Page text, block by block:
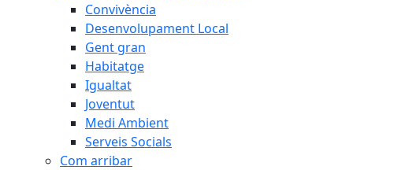
Convivència
Desenvolupament Local
Gent gran
Habitatge
Igualtat
Joventut
Medi Ambient
Serveis Socials
Com arribar